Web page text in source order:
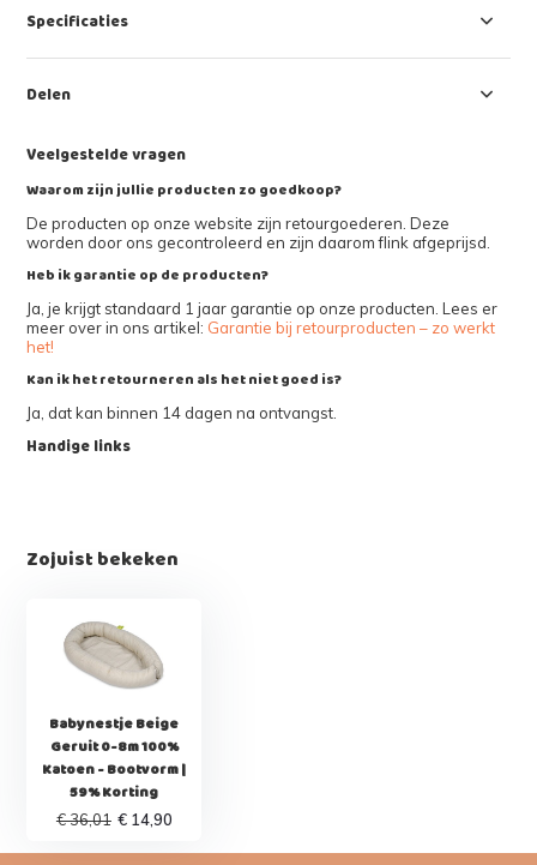
Specificaties
Delen
Veelgestelde vragen
Waarom zijn jullie producten zo goedkoop?
De producten op onze website zijn retourgoederen. Deze
worden door ons gecontroleerd en zijn daarom flink afgeprijsd.
Heb ik garantie op de producten?
Ja, je krijgt standaard 1 jaar garantie op onze producten. Lees er
meer over in ons artikel: Garantie bij retourproducten – zo werkt
het!
Kan ik het retourneren als het niet goed is?
Ja, dat kan binnen 14 dagen na ontvangst.
Handige links
Zojuist bekeken
Babynestje Beige
Geruit 0-8m 100%
Katoen - Bootvorm |
59% Korting
€ 36,01 € 14,90